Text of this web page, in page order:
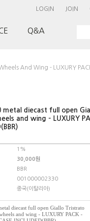
LOGIN JOIN
Q&A
And Wing - LUXURY
metal diecast full open
and wing - LUXURY
1%
30,000원
BBR
001000002330
중국(이탈리아)
diecast full open Giallo Tristrato
and wing - LUXURY PACK -